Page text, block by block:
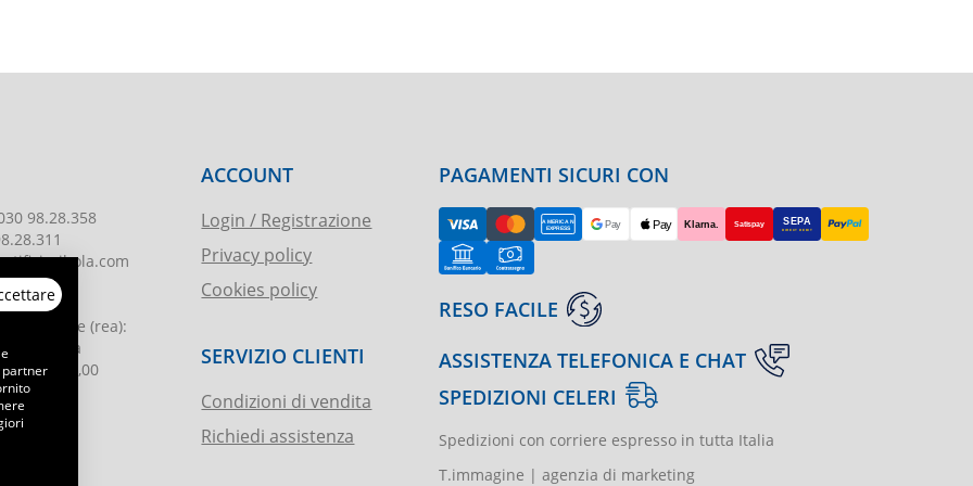
98.28.358
imprese (rea):
di Brescia
:€ 51.000,00
ACCOUNT
Login / Registrazione
Privacy policy
Cookies policy
SERVIZIO CLIENTI
Condizioni di vendita
Richiedi assistenza
PAGAMENTI SICURI CON
RESO FACILE
ASSISTENZA TELEFONICA E CHAT
SPEDIZIONI CELERI
Spedizioni con corriere espresso in tutta Italia
T.immagine | agenzia di marketing
partner